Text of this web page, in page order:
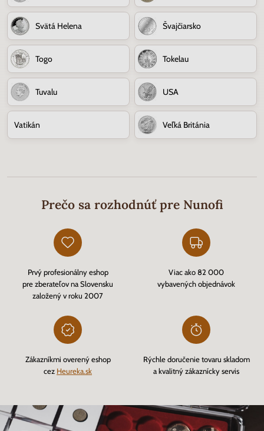
Svätá Helena Švajčiarsko
Togo Tokelau
Tuvalu USA
Vatikán Veľká Británia
Prečo sa rozhodnúť pre Nunofi
Prvý profesionálny eshop
pre zberateľov na Slovensku
založený v roku 2007
Viac ako 82 000
vybavených objednávok
Zákazníkmi overený eshop
cez Heureka.sk
Rýchle doručenie tovaru skladom
a kvalitný zákaznícky servis